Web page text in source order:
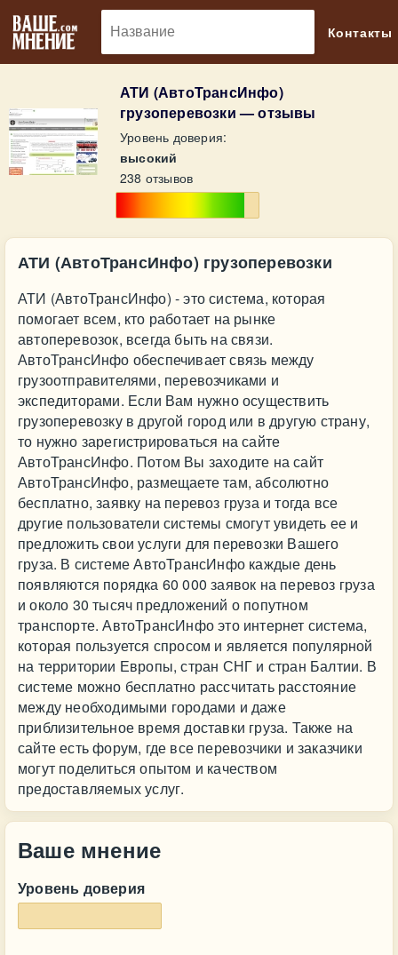
Контакты
АТИ (АвтоТрансИнфо)
грузоперевозки — отзывы
Уровень доверия:
высокий
238 отзывов
АТИ (АвтоТрансИнфо) грузоперевозки
АТИ (АвтоТрансИнфо) - это система, которая
помогает всем, кто работает на рынке
автоперевозок, всегда быть на связи.
АвтоТрансИнфо обеспечивает связь между
грузоотправителями, перевозчиками и
экспедиторами. Если Вам нужно осуществить
грузоперевозку в другой город или в другую страну,
то нужно зарегистрироваться на сайте
АвтоТрансИнфо. Потом Вы заходите на сайт
АвтоТрансИнфо, размещаете там, абсолютно
бесплатно, заявку на перевоз груза и тогда все
другие пользователи системы смогут увидеть ее и
предложить свои услуги для перевозки Вашего
груза. В системе АвтоТрансИнфо каждые день
появляются порядка 60 000 заявок на перевоз груза
и около 30 тысяч предложений о попутном
транспорте. АвтоТрансИнфо это интернет система,
которая пользуется спросом и является популярной
на территории Европы, стран СНГ и стран Балтии. В
системе можно бесплатно рассчитать расстояние
между необходимыми городами и даже
приблизительное время доставки груза. Также на
сайте есть форум, где все перевозчики и заказчики
могут поделиться опытом и качеством
предоставляемых услуг.
Ваше мнение
Уровень доверия